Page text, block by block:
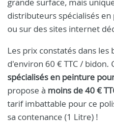
distributeurs spécialisés
ou sur des sites internet
Les prix constatés dans
d'environ 60 € TTC / bidon.
spécialisés en peinture
propose à moins de 40 €
tarif imbattable pour ce
sa contenance (1 Litre) !